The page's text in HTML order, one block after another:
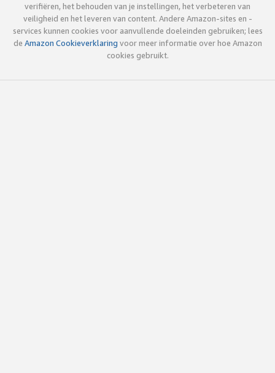
verifiëren, het behouden van je instellingen, het verbeteren van
veiligheid en het leveren van content. Andere Amazon-sites en -
services kunnen cookies voor aanvullende doeleinden gebruiken; lees
de Amazon Cookieverklaring voor meer informatie over hoe Amazon
cookies gebruikt.